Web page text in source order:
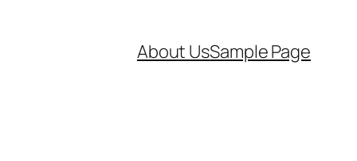
About UsSample Page